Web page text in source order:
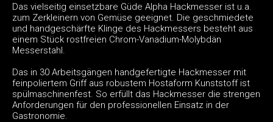
Das vielseitig einsetzbare Güde Alpha Hackmesser ist u.a.
zum Zerkleinern von Gemüse geeignet. Die geschmiedete
und handgeschärfte Klinge des Hackmessers besteht aus
einem Stück rostfreien Chrom-Vanadium-Molybdän
Messerstahl.
Das in 30 Arbeitsgängen handgefertigte Hackmesser mit
feinpoliertem Griff aus robustem Hostaform Kunststoff ist
spülmaschinenfest. So erfüllt das Hackmesser die strengen
Anforderungen für den professionellen Einsatz in der
Gastronomie.